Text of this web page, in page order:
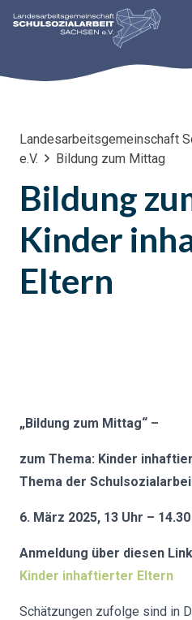
Landesarbeitsgemeinschaft
e.V.
Bildung zum Mittag
Bildung
Kinder
Eltern
„Bildung zum Mittag“ –
zum Thema: Kinder
Thema der
6. März 2025, 13 Uhr –
Anmeldung über diesen
Kinder inhaftierter Eltern
Schätzungen zufolge sind in